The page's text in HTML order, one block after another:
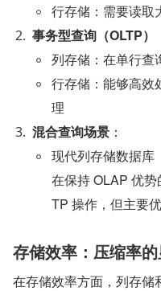
行存储：需要读取
事务型查询（OLTP）
列存储：在单行查
行存储：能够高效
理
混合查询场景 ：
现代列存储数据库
在保持 OLAP 优
TP 操作，但主要
存储效率：压缩率
在存储效率方面，列存储